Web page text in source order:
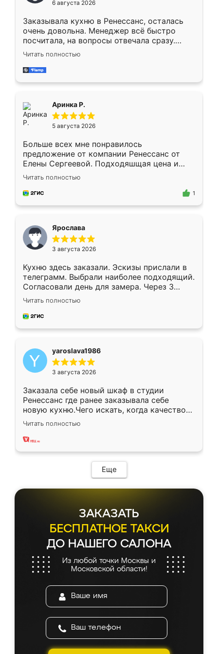
мебели буду заказывать только здесь.
6 августа 2026
Заказывала кухню в Ренессанс, осталась
очень довольна. Менеджер всё быстро
посчитала, на вопросы отвечала сразу.
Замерщик приехал в субботу, подошёл к
делу со всей ответственностью. Собрали
за день, ребята работали аккуратно, даже
Читать полностью
Аринка Р.
5 августа 2026
Больше всех мне понравилось
предложение от компании Ренессанс от
Елены Сергеевой. Подходяшщая цена и
короткие сроки изготовления. Приехавший
для замера сотрудник Владислав
предложил по моему эскизу самый
Читать полностью
1
Ярослава
3 августа 2026
Кухню здесь заказали. Эскизы прислали в
телеграмм. Выбрали наиболее подходящий.
Согласовали день для замера. Через 3
недели кухня была уже готова. Остались
довольны работой. Спасибо Ренессанс
мебель за качественную работу!
Читать полностью
yaroslava1986
3 августа 2026
Заказала себе новый шкаф в студии
Ренессанс где ранее заказывала себе
новую кухню.Чего искать, когда качеством
вполне довольна. Служит кухня уже почти
два года, нареканий нет.
Читать полностью
Еще
ЗАКАЗАТЬ
БЕСПЛАТНОЕ ТАКСИ
ДО НАШЕГО САЛОНА
Из любой точки Москвы и
Московской области!